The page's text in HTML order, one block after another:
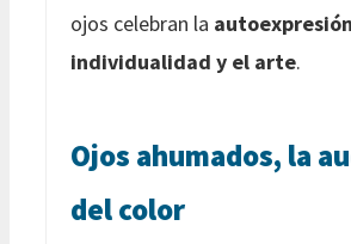
ojos celebran la
individualidad y el arte.
Ojos ahumados, la
del color